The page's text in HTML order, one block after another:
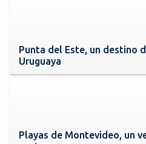
Punta del Este, un destino
Uruguaya
Playas de Montevideo, un